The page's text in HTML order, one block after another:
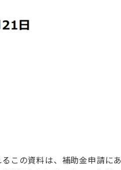
この資料は、補助金申請に